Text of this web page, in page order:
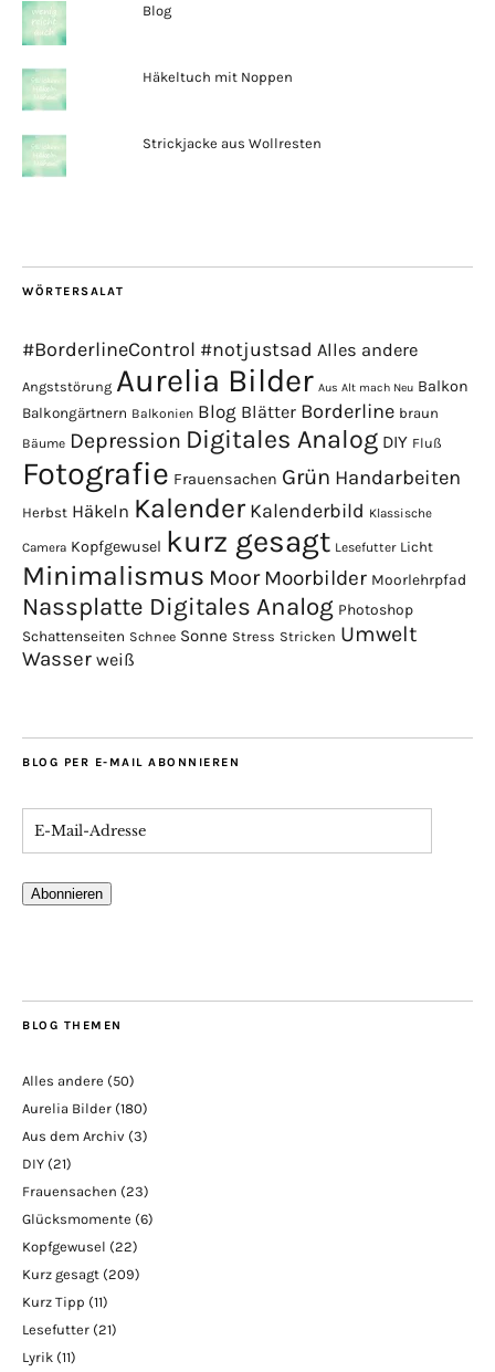
Blog
Häkeltuch mit Noppen
Strickjacke aus Wollresten
WÖRTERSALAT
#BorderlineControl #notjustsad Alles andere
Angststörung Aurelia Bilder Aus Alt mach Neu Balkon
Balkongärtnern Balkonien Blog Blätter Borderline braun
Bäume Depression Digitales Analog DIY Fluß
Fotografie Frauensachen Grün Handarbeiten
Herbst Häkeln Kalender Kalenderbild Klassische
Camera Kopfgewusel kurz gesagt Lesefutter Licht
Minimalismus Moor Moorbilder Moorlehrpfad
Nassplatte Digitales Analog Photoshop
Schattenseiten Schnee Sonne Stress Stricken Umwelt
Wasser weiß
BLOG PER E-MAIL ABONNIEREN
Abonnieren
BLOG THEMEN
Alles andere (50)
Aurelia Bilder (180)
Aus dem Archiv (3)
DIY (21)
Frauensachen (23)
Glücksmomente (6)
Kopfgewusel (22)
Kurz gesagt (209)
Kurz Tipp (11)
Lesefutter (21)
Lyrik (11)